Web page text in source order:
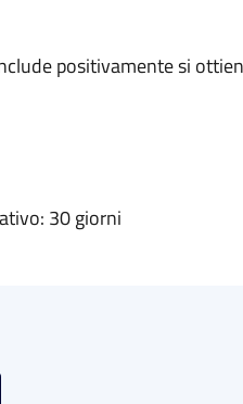
positivamente si
30 giorni